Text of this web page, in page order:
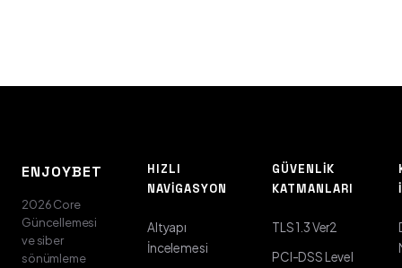
ENJOYBET
2026 Core
Güncellemesi
ve siber
sönümleme
HIZLI
NAVIGASYON
Altyapı
İncelemesi
GÜVENLIK
KATMANLARI
TLS 1.3 Ver2
PCI-DSS Level